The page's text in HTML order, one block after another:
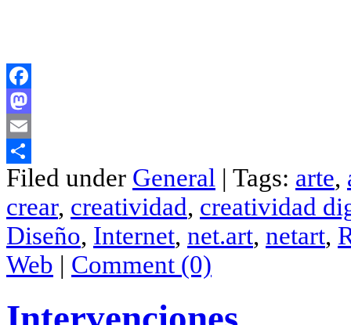
Facebook
Mastodon
Email
Compartir
Filed under General | Tags: arte,
crear, creatividad, creatividad
Diseño, Internet, net.art, netart,
Web | Comment (0)